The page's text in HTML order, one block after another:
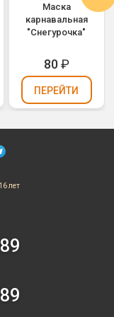
Маска
карнавальная
"Снегурочка"
80₽
ПЕРЕЙТИ
лет